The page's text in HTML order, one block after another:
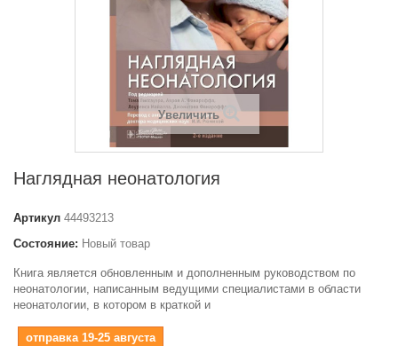
Увеличить
Наглядная неонатология
Артикул 44493213
Состояние: Новый товар
Книга является обновленным и дополненным руководством по
неонатологии, написанным ведущими специалистами в области
неонатологии, в котором в краткой и
отправка 19-25 августа